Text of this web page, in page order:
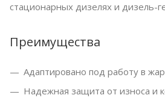
стационарных дизелях и дизель-
Преимущества
Адаптировано под работу в
Надежная защита от износа и